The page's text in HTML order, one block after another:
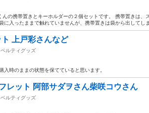
の携帯置きとキーホルダーの２個セットです。 携帯置きは、
に入ったままで触れていませんが、携帯置きは袋から出してし
上戸彩さんなど
ベルティグッズ
時のままの状態を保てていると思います。
レット 阿部サダヲさん柴咲コウさん
ベルティグッズ